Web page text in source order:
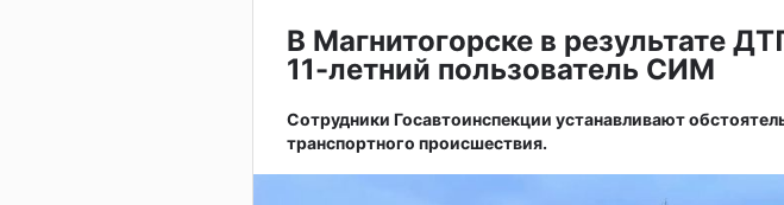
В Магнитогорске в результате
11-летний пользователь СИМ
Сотрудники Госавтоинспекции устанавливают
транспортного происшествия.